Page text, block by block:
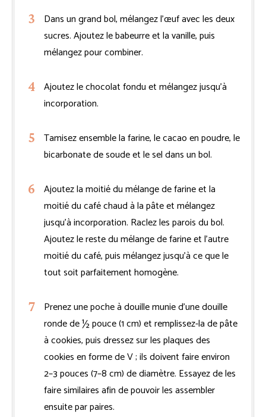
Dans un grand bol, mélangez l’œuf avec les deux
sucres. Ajoutez le babeurre et la vanille, puis
mélangez pour combiner.
Ajoutez le chocolat fondu et mélangez jusqu’à
incorporation.
Tamisez ensemble la farine, le cacao en poudre, le
bicarbonate de soude et le sel dans un bol.
Ajoutez la moitié du mélange de farine et la
moitié du café chaud à la pâte et mélangez
jusqu’à incorporation. Raclez les parois du bol.
Ajoutez le reste du mélange de farine et l’autre
moitié du café, puis mélangez jusqu’à ce que le
tout soit parfaitement homogène.
Prenez une poche à douille munie d’une douille
ronde de ½ pouce (1 cm) et remplissez-la de pâte
à cookies, puis dressez sur les plaques des
cookies en forme de V ; ils doivent faire environ
2–3 pouces (7–8 cm) de diamètre. Essayez de les
faire similaires afin de pouvoir les assembler
ensuite par paires.